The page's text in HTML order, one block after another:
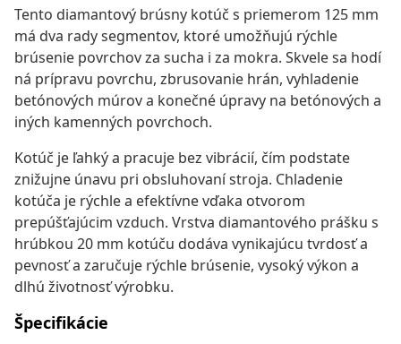
Tento diamantový brúsny kotúč s priemerom 125 mm
má dva rady segmentov, ktoré umožňujú rýchle
brúsenie povrchov za sucha i za mokra. Skvele sa hodí
ná prípravu povrchu, zbrusovanie hrán, vyhladenie
betónových múrov a konečné úpravy na betónových a
iných kamenných povrchoch.
Kotúč je ľahký a pracuje bez vibrácií, čím podstate
znižujne únavu pri obsluhovaní stroja. Chladenie
kotúča je rýchle a efektívne vďaka otvorom
prepúšťajúcim vzduch. Vrstva diamantového prášku s
hrúbkou 20 mm kotúču dodáva vynikajúcu tvrdosť a
pevnosť a zaručuje rýchle brúsenie, vysoký výkon a
dlhú životnosť výrobku.
Špecifikácie